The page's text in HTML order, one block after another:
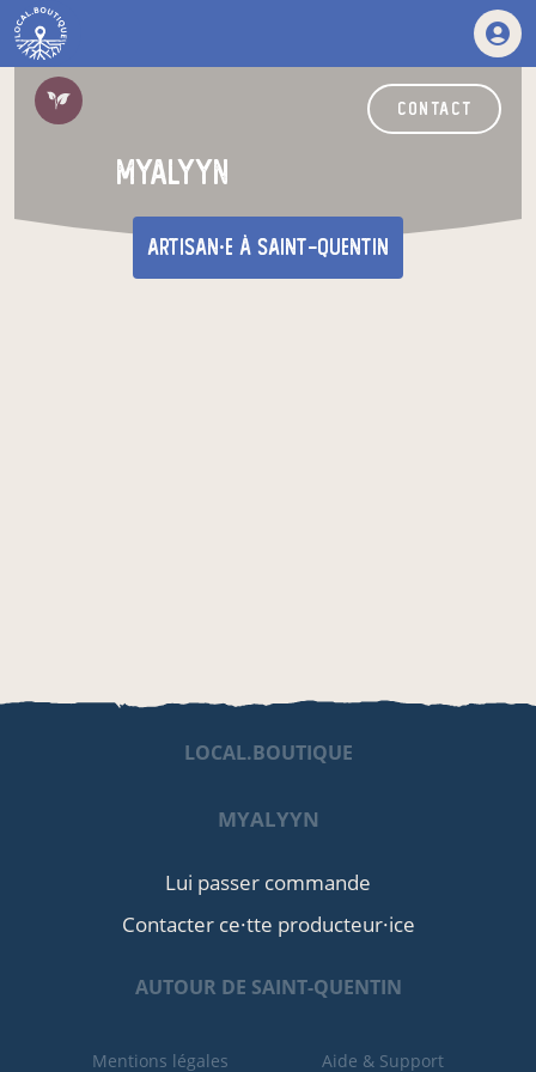
contact
Myalyyn
artisan·e à Saint-Quentin
LOCAL.BOUTIQUE
MYALYYN
Lui passer commande
Contacter ce·tte producteur·ice
AUTOUR DE SAINT-QUENTIN
Mentions légales Aide & Support